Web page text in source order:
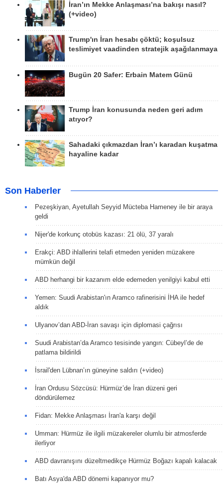
İran’ın Mekke Anlaşması’na bakışı nasıl?
(+video)
Trump'ın İran hesabı çöktü; koşulsuz
teslimiyet vaadinden stratejik aşağılanmaya
Bugün 20 Safer: Erbain Matem Günü
Trump İran konusunda neden geri adım
atıyor?
Sahadaki çıkmazdan İran’ı karadan kuşatma
hayaline kadar
Son Haberler
Pezeşkiyan, Ayetullah Seyyid Mücteba Hameney ile bir araya
geldi
Nijer'de korkunç otobüs kazası: 21 ölü, 37 yaralı
Erakçi: ABD ihlallerini telafi etmeden yeniden müzakere
mümkün değil
ABD herhangi bir kazanım elde edemeden yenilgiyi kabul etti
Yemen: Suudi Arabistan'ın Aramco rafinerisini İHA ile hedef
aldık
Ulyanov’dan ABD-İran savaşı için diplomasi çağrısı
Suudi Arabistan’da Aramco tesisinde yangın: Cübeyl’de de
patlama bildirildi
İsrail'den Lübnan’ın güneyine saldırı (+video)
İran Ordusu Sözcüsü: Hürmüz’de İran düzeni geri
döndürülemez
Fidan: Mekke Anlaşması İran'a karşı değil
Umman: Hürmüz ile ilgili müzakereler olumlu bir atmosferde
ilerliyor
ABD davranışını düzeltmedikçe Hürmüz Boğazı kapalı kalacak
Batı Asya'da ABD dönemi kapanıyor mu?